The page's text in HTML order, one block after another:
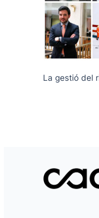
La gestió del